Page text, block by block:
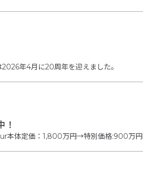
年4月に20周年を迎えました。
本体定価：1,800万円→特別価格:900万円